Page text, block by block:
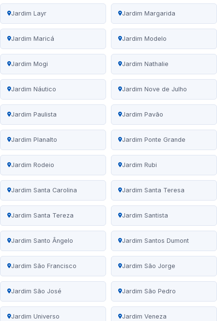
Jardim Layr Jardim Margarida
Jardim Maricá Jardim Modelo
Jardim Mogi Jardim Nathalie
Jardim Náutico Jardim Nove de Julho
Jardim Paulista Jardim Pavão
Jardim Planalto Jardim Ponte Grande
Jardim Rodeio Jardim Rubi
Jardim Santa Carolina Jardim Santa Teresa
Jardim Santa Tereza Jardim Santista
Jardim Santo Ângelo Jardim Santos Dumont
Jardim São Francisco Jardim São Jorge
Jardim São José Jardim São Pedro
Jardim Universo Jardim Veneza